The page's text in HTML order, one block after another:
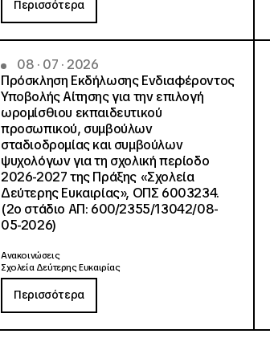
Περισσότερα
08 · 07 · 2026
Πρόσκληση Εκδήλωσης Ενδιαφέροντος
Υποβολής Αίτησης για την επιλογή
ωρομίσθιου εκπαιδευτικού
προσωπικού, συμβούλων
σταδιοδρομίας και συμβούλων
ψυχολόγων για τη σχολική περίοδο
2026-2027 της Πράξης «Σχολεία
Δεύτερης Ευκαιρίας», ΟΠΣ 6003234.
(2ο στάδιο ΑΠ: 600/2355/13042/08-
05-2026)
Ανακοινώσεις
Σχολεία Δεύτερης Ευκαιρίας
Περισσότερα